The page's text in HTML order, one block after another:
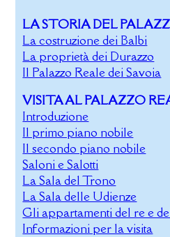
LA STORIA DEL
La costruzione dei Balbi
La proprietà dei Durazzo
Il Palazzo Reale dei Savoia
VISITA AL PALAZZO
Introduzione
Il primo piano nobile
Il secondo piano nobile
Saloni e Salotti
La Sala del Trono
La Sala delle Udienze
Gli appartamenti del re e
Informazioni per la visita